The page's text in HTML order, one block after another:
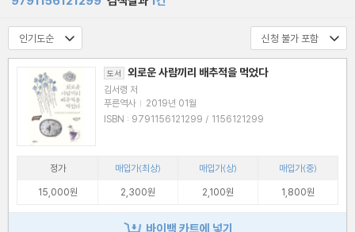
도서 외로운 사람끼리 배추적을 먹었다
김서령 저
푸른역사 | 2019년 01월
ISBN : 9791156121299 / 1156121299
정가 매입가(최상) 매입가(상)
매입가(중)
15,000원
2,300원 2,100원 1,800원
바이백 카트에 넣기